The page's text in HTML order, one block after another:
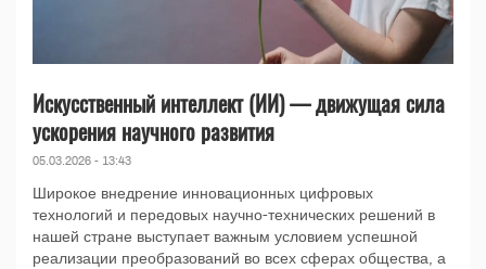
Искусственный интеллект (ИИ) — движущая сила
ускорения научного развития
05.03.2026 - 13:43
Широкое внедрение инновационных цифровых
технологий и передовых научно-технических решений в
нашей стране выступает важным условием успешной
реализации преобразований во всех сферах общества, а